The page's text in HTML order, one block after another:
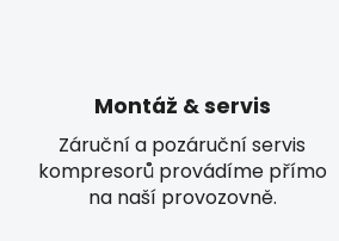
Montáž & servis
Záruční a pozáruční servis
kompresorů provádíme přímo
na naší provozovně.